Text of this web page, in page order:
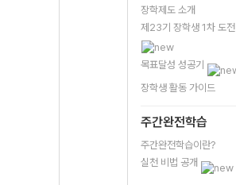
장학제도 소개
제23기 장학생 1차 도전
목표달성 성공기
장학생 활동 가이드
주간완전학습
주간완전학습이란?
실천 비법 공개